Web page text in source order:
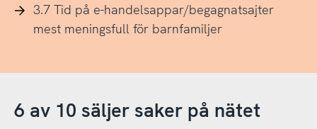
3.7 Tid på e-handelsappar/begagnatsajter
mest meningsfull för barnfamiljer
6 av 10 säljer saker på nätet